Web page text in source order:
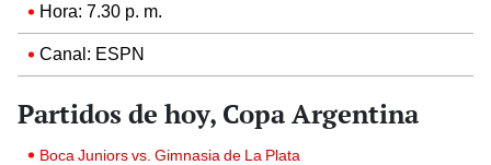
Hora: 7.30 p. m.
Canal: ESPN
Partidos de hoy, Copa Argentina
Boca Juniors vs. Gimnasia de La Plata